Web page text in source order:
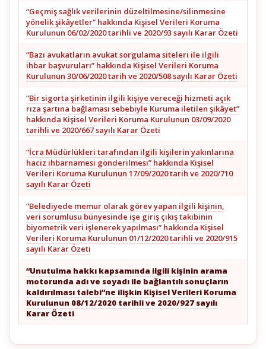
“Geçmiş sağlık verilerinin düzeltilmesine/silinmesine
yönelik şikâyetler” hakkında Kişisel Verileri Koruma
Kurulunun 06/02/2020 tarihli ve 2020/93 sayılı Karar Özeti
“Bazı avukatların avukat sorgulama siteleri ile ilgili
ihbar başvuruları” hakkında Kişisel Verileri Koruma
Kurulunun 30/06/2020 tarih ve 2020/508 sayılı Karar Özeti
“Bir sigorta şirketinin ilgili kişiye vereceği hizmeti açık
rıza şartına bağlaması sebebiyle Kuruma iletilen şikâyet”
hakkında Kişisel Verileri Koruma Kurulunun 03/09/2020
tarihli ve 2020/667 sayılı Karar Özeti
“İcra Müdürlükleri tarafından ilgili kişilerin yakınlarına
haciz ihbarnamesi gönderilmesi” hakkında Kişisel
Verileri Koruma Kurulunun 17/09/2020 tarih ve 2020/710
sayılı Karar Özeti
“Belediyede memur olarak görev yapan ilgili kişinin,
veri sorumlusu bünyesinde işe giriş çıkış takibinin
biyometrik veri işlenerek yapılması” hakkında Kişisel
Verileri Koruma Kurulunun 01/12/2020 tarihli ve 2020/915
sayılı Karar Özeti
“Unutulma hakkı kapsamında ilgili kişinin arama
motorunda adı ve soyadı ile bağlantılı sonuçların
kaldırılması talebi”ne ilişkin Kişisel Verileri Koruma
Kurulunun 08/12/2020 tarihli ve 2020/927 sayılı
Karar Özeti